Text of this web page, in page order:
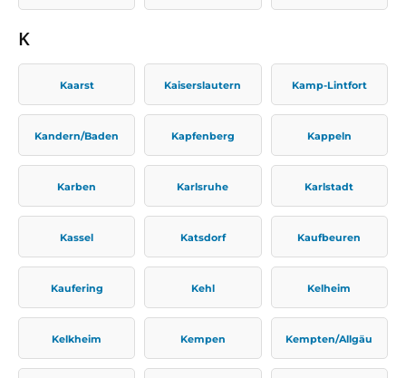
K
Kaarst Kaiserslautern Kamp-Lintfort
Kandern/Baden Kapfenberg Kappeln
Karben Karlsruhe Karlstadt
Kassel Katsdorf Kaufbeuren
Kaufering Kehl Kelheim
Kelkheim Kempen Kempten/Allgäu